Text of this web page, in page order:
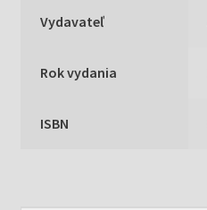
Vydavateľ
Rok vydania
ISBN